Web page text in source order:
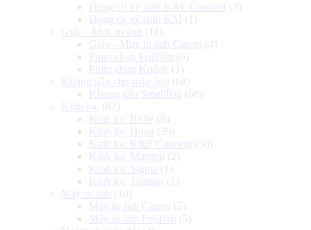
Dụng cụ vệ sinh K&F Concept (2)
Dụng cụ vệ sinh KM (1)
Giấy - Mực in ảnh
(11)
Giấy - Mực in ảnh Canon
(4)
Phim chụp Fujifilm (6)
Phim chụp Kodak (1)
Khung gắn cho máy ảnh
(68)
Khung gắn SmallRig (68)
Kính lọc (82)
Kính lọc B+W (8)
Kính lọc Hoya (39)
Kính lọc K&F Concept (30)
Kính lọc Marumi (2)
Kính lọc Sigma (1)
Kính lọc Tamron
(1)
Máy in ảnh
(10)
Máy in ảnh Canon
(5)
Máy in ảnh Fujifilm (5)